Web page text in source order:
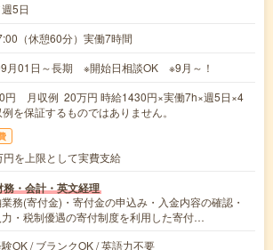
5日
（休憩60分）実働7時間
月01日～長期 ※開始日相談OK ※9月～！
円 月収例 20万円 時給1430円×実働7h×週5日×4
を保証するものではありません。
円を上限として実費支給
務・会計・英文経理
務(寄付金)・寄付金の申込み・入金内容の確認・
・税制優遇の寄付制度を利用した寄付…
OK / ブランクOK / 英語力不要